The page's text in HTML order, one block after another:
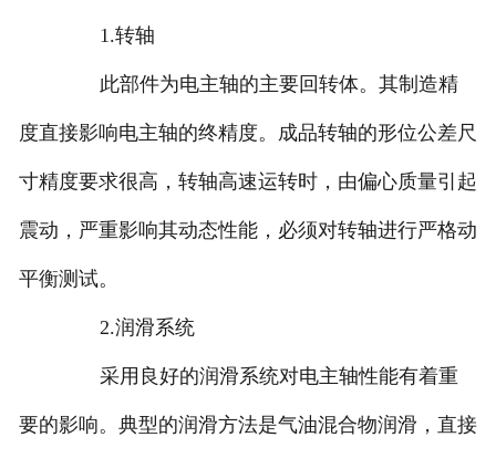
1.转轴
此部件为电主轴的主要回转体。其制造精
度直接影响电主轴的终精度。成品转轴的形位公差尺
寸精度要求很高，转轴高速运转时，由偏心质量引起
震动，严重影响其动态性能，必须对转轴进行严格动
平衡测试。
2.润滑系统
采用良好的润滑系统对电主轴性能有着重
要的影响。典型的润滑方法是气油混合物润滑，直接